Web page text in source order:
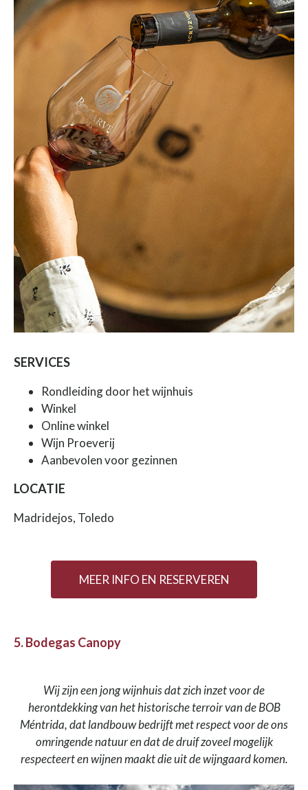
SERVICES
Rondleiding door het wijnhuis
Winkel
Online winkel
Wijn Proeverij
Aanbevolen voor gezinnen
LOCATIE
Madridejos, Toledo
MEER INFO EN RESERVEREN
5. Bodegas Canopy
Wij zijn een jong wijnhuis dat zich inzet voor de
herontdekking van het historische terroir van de BOB
Méntrida, dat landbouw bedrijft met respect voor de ons
omringende natuur en dat de druif zoveel mogelijk
respecteert en wijnen maakt die uit de wijngaard komen.